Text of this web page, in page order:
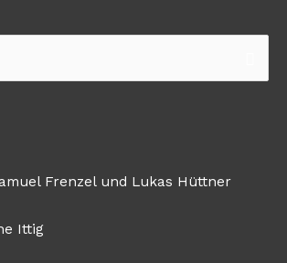
Frenzel und Lukas Hüttner
Ittig